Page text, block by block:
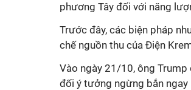
phương Tây đối với năng
Trước đây, các biện pháp
chế nguồn thu của Điện
Vào ngày 21/10, ông
đối ý tưởng ngừng bắn